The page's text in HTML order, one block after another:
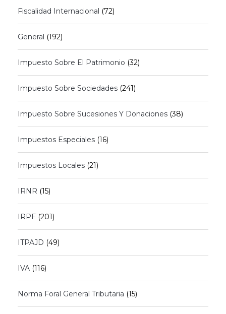
Fiscalidad Internacional (72)
General (192)
Impuesto Sobre El Patrimonio (32)
Impuesto Sobre Sociedades (241)
Impuesto Sobre Sucesiones Y Donaciones (38)
Impuestos Especiales (16)
Impuestos Locales (21)
IRNR (15)
IRPF (201)
ITPAJD (49)
IVA (116)
Norma Foral General Tributaria (15)